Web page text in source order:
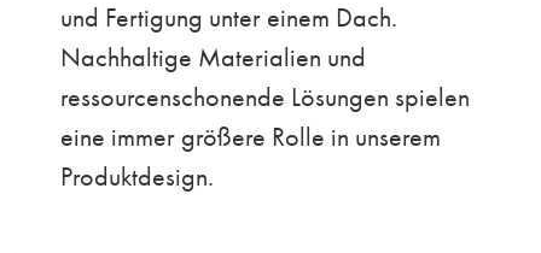
und Fertigung unter einem Dach.
Nachhaltige Materialien und
ressourcenschonende Lösungen spielen
eine immer größere Rolle in unserem
Produktdesign.